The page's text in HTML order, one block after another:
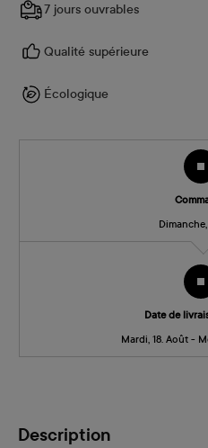
7 jours ouvrables
Qualité supérieure
Écologique
Date de
Mardi, 18. Août -
Description